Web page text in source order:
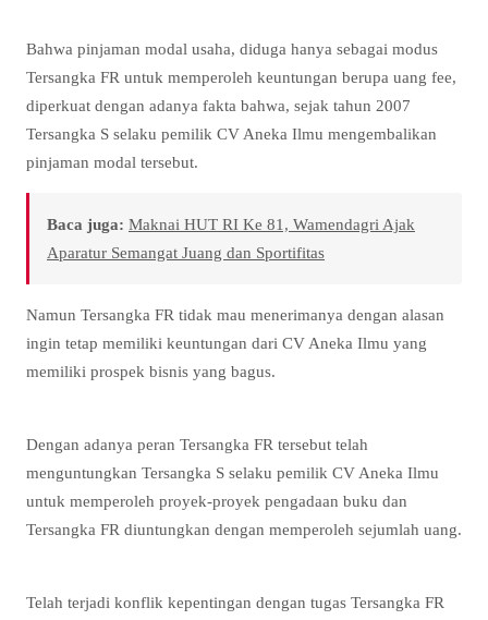
Bahwa pinjaman modal usaha, diduga hanya sebagai modus
Tersangka FR untuk memperoleh keuntungan berupa uang fee,
diperkuat dengan adanya fakta bahwa, sejak tahun 2007
Tersangka S selaku pemilik CV Aneka Ilmu mengembalikan
pinjaman modal tersebut.
Baca juga: Maknai HUT RI Ke 81, Wamendagri Ajak
Aparatur Semangat Juang dan Sportifitas
Namun Tersangka FR tidak mau menerimanya dengan alasan
ingin tetap memiliki keuntungan dari CV Aneka Ilmu yang
memiliki prospek bisnis yang bagus.
Dengan adanya peran Tersangka FR tersebut telah
menguntungkan Tersangka S selaku pemilik CV Aneka Ilmu
untuk memperoleh proyek-proyek pengadaan buku dan
Tersangka FR diuntungkan dengan memperoleh sejumlah uang.
Telah terjadi konflik kepentingan dengan tugas Tersangka FR